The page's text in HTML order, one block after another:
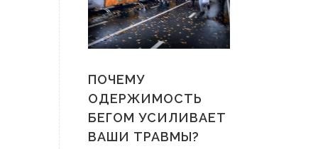
ПОЧЕМУ
ОДЕРЖИМОСТЬ
БЕГОМ УСИЛИВАЕТ
ВАШИ ТРАВМЫ?